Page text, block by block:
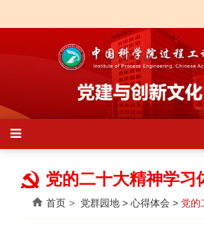
党的二十大精神学习
首页 党群园地 > 心得体会 > 党的